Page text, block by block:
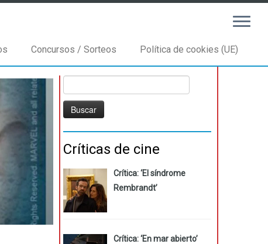
Concursos / Sorteos Política de cookies (UE)
Críticas de cine
Crítica: ‘El síndrome
Rembrandt’
Crítica: ‘En mar abierto’